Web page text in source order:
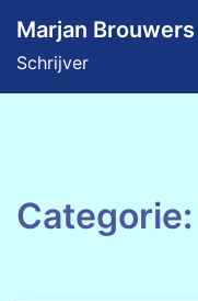
naar
de
inhoud
Marjan Brouwers
Schrijver
Categorie: